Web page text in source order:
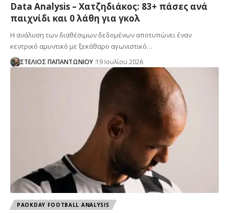
Data Analysis – Χατζηδιάκος: 83+ πάσες ανά
παιχνίδι και 0 λάθη για γκολ
Η ανάλυση των διαθέσιμων δεδομένων αποτυπώνει έναν
κεντρικό αμυντικό με ξεκάθαρο αγωνιστικό…
ΣΤΕΛΙΟΣ ΠΑΠΑΝΤΩΝΙΟΥ 19 Ιουλίου 2026
PAOKDAY FOOTBALL ANALYSIS